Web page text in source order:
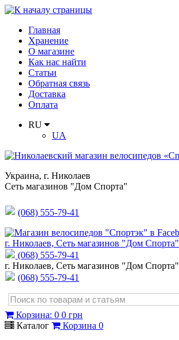
Главная
Хранение
О магазине
Как нас найти
Статьи
Обратная связь
Доставка
Оплата
RU
UA
Украина, г. Николаев
Сеть магазинов "Дом Спорта"
(068) 555-79-41
г. Николаев, Сеть магазинов "Дом Спорта"
(068) 555-79-41
г. Николаев, Сеть магазинов "Дом Спорта"
(068) 555-79-41
Корзина: 0 0 грн
Каталог
Корзина 0